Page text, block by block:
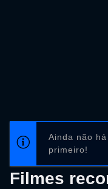
Ainda não
primeiro!
Filmes